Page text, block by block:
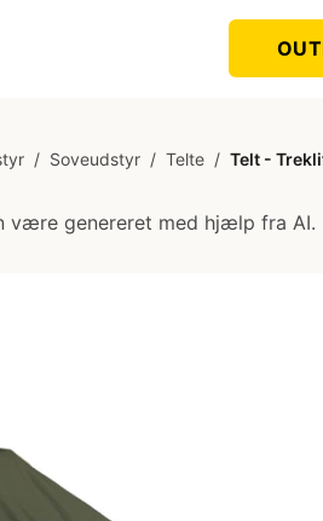
/ Soveudstyr / Telte / Telt -
være genereret med hjælp fra AI.